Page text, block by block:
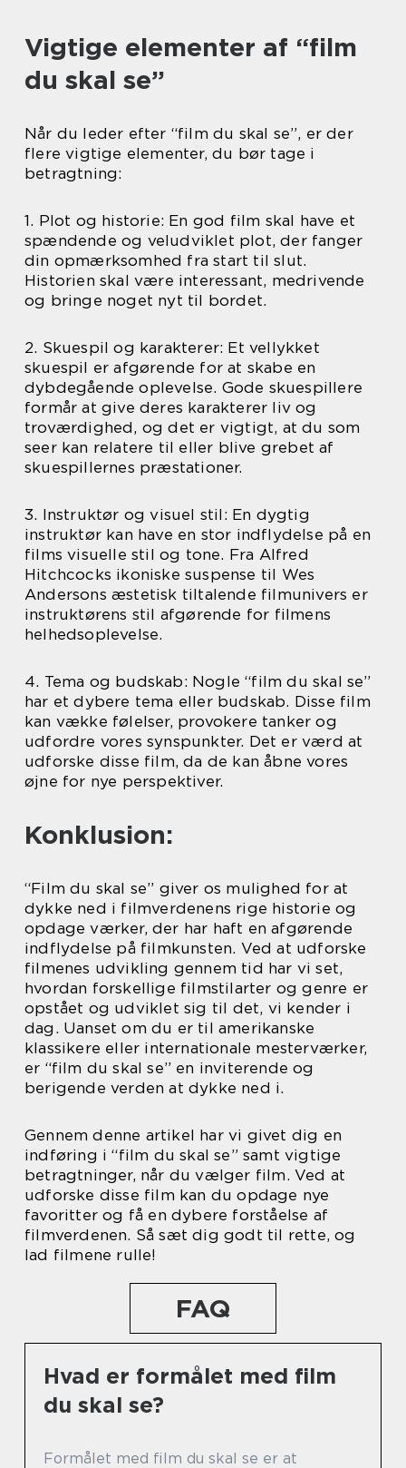
Vigtige elementer af “film
du skal se”
Når du leder efter “film du skal se”, er der
flere vigtige elementer, du bør tage i
betragtning:
1. Plot og historie: En god film skal have et
spændende og veludviklet plot, der fanger
din opmærksomhed fra start til slut.
Historien skal være interessant, medrivende
og bringe noget nyt til bordet.
2. Skuespil og karakterer: Et vellykket
skuespil er afgørende for at skabe en
dybdegående oplevelse. Gode skuespillere
formår at give deres karakterer liv og
troværdighed, og det er vigtigt, at du som
seer kan relatere til eller blive grebet af
skuespillernes præstationer.
3. Instruktør og visuel stil: En dygtig
instruktør kan have en stor indflydelse på en
films visuelle stil og tone. Fra Alfred
Hitchcocks ikoniske suspense til Wes
Andersons æstetisk tiltalende filmunivers er
instruktørens stil afgørende for filmens
helhedsoplevelse.
4. Tema og budskab: Nogle “film du skal se”
har et dybere tema eller budskab. Disse film
kan vække følelser, provokere tanker og
udfordre vores synspunkter. Det er værd at
udforske disse film, da de kan åbne vores
øjne for nye perspektiver.
Konklusion:
“Film du skal se” giver os mulighed for at
dykke ned i filmverdenens rige historie og
opdage værker, der har haft en afgørende
indflydelse på filmkunsten. Ved at udforske
filmenes udvikling gennem tid har vi set,
hvordan forskellige filmstilarter og genre er
opstået og udviklet sig til det, vi kender i
dag. Uanset om du er til amerikanske
klassikere eller internationale mesterværker,
er “film du skal se” en inviterende og
berigende verden at dykke ned i.
Gennem denne artikel har vi givet dig en
indføring i “film du skal se” samt vigtige
betragtninger, når du vælger film. Ved at
udforske disse film kan du opdage nye
favoritter og få en dybere forståelse af
filmverdenen. Så sæt dig godt til rette, og
lad filmene rulle!
FAQ
Hvad er formålet med film
du skal se?
Formålet med film du skal se er at